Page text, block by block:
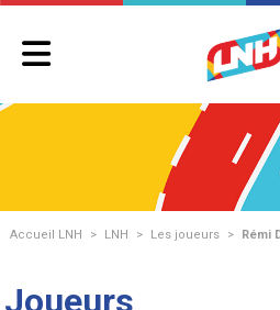
Accueil LNH > LNH > Les joueurs > Rémi
Joueurs